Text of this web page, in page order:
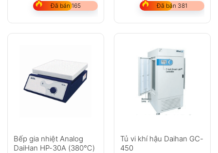
Đã bán 165 Đã bán 381
Bếp gia nhiệt Analog
DaiHan HP-30A (380℃)
Tủ vi khí hậu Daihan GC-
450